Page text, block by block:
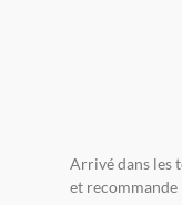
Arrivé dans les
et recommande